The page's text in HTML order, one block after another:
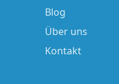
Blog
Über uns
Kontakt